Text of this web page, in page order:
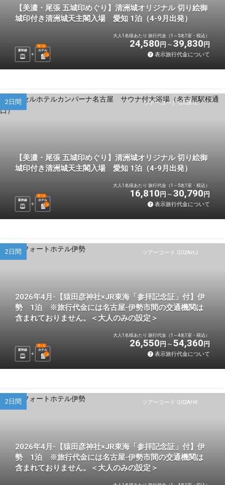
【美濃・尾張 五城印めぐり】清洲城オリジナル 切り絵御
城印付き清洲城天主閣入場 愛知 1泊（4-9月出発）
新幹線 ホテル
選べる
1 泊
大人1名様あたり 旅行代金（1～5名1室・税込）
24,580 円 39,830 円
表示旅行代金について
ツアーコード Q02B1L
2日間
【美濃・尾張 五城印めぐり】清洲城オリジナル 切り絵御
城印付き清洲城天主閣入場 愛知 1泊（4-9月出発）
新幹線 ホテル
選べる
1 泊
大人1名様あたり 旅行代金（1～5名1室・税込）
16,810 円 30,790 円
表示旅行代金について
ツアーコード Q02AHJ
2日間
2026年4月-【猿田彦神社×JR東海「参拝記念証」付】伊
勢 1泊 ※旅行代金には名古屋-伊勢市間の交通機関は
含まれておりません。＜大人のみの設定＞
新幹線 ホテル
選べる
1 泊
大人1名様あたり 旅行代金（1～4名1室・税込）
26,550 円 54,360 円
表示旅行代金について
ツアーコード Q02AHK
2日間
2026年4月-【猿田彦神社×JR東海「参拝記念証」付】伊
勢 1泊 ※旅行代金には名古屋-伊勢市間の交通機関は
含まれておりません。＜大人のみの設定＞